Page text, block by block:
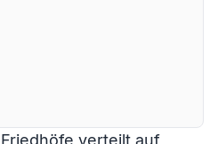
verteilt auf